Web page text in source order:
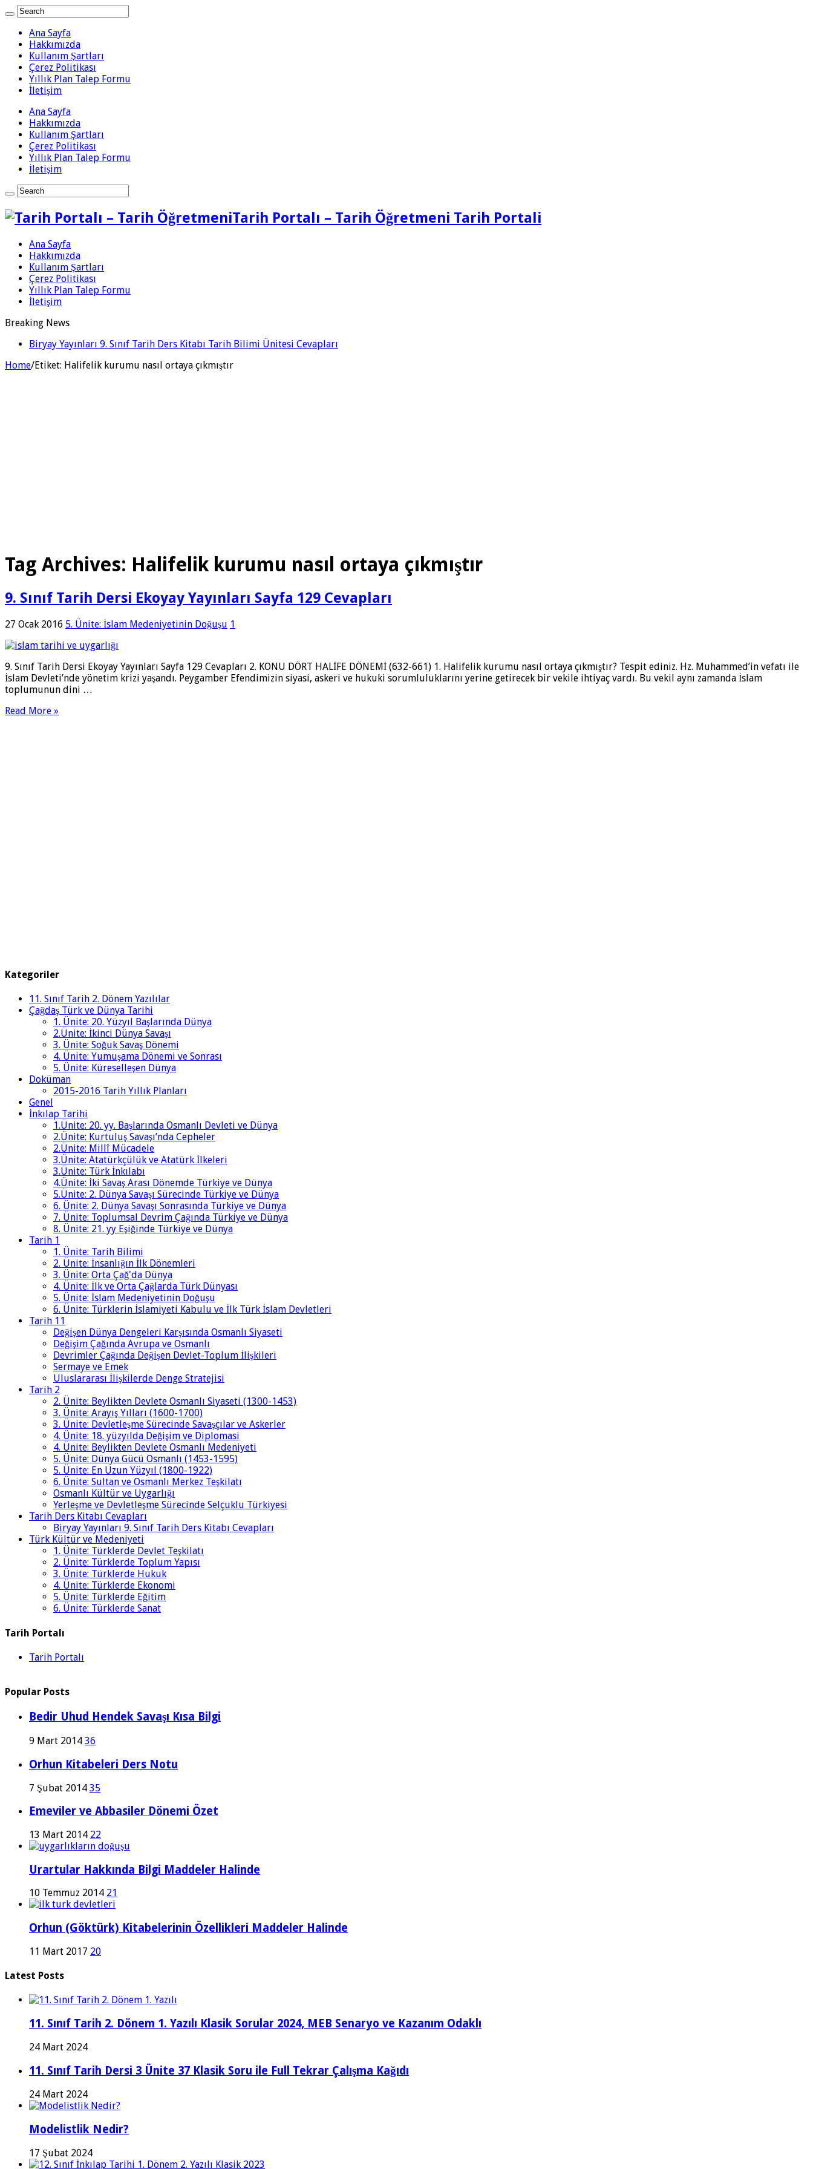
Ana Sayfa
Hakkımızda
Kullanım Şartları
Çerez Politikası
Yıllık Plan Talep Formu
İletişim
Ana Sayfa
Hakkımızda
Kullanım Şartları
Çerez Politikası
Yıllık Plan Talep Formu
İletişim
Tarih Portalı – Tarih Öğretmeni Tarih Portali
Ana Sayfa
Hakkımızda
Kullanım Şartları
Çerez Politikası
Yıllık Plan Talep Formu
İletişim
Breaking News
Biryay Yayınları 9. Sınıf Tarih Ders Kitabı Tarih Bilimi Ünitesi Cevapları
Home/Etiket: Halifelik kurumu nasıl ortaya çıkmıştır
Tag Archives: Halifelik kurumu nasıl ortaya çıkmıştır
9. Sınıf Tarih Dersi Ekoyay Yayınları Sayfa 129 Cevapları
27 Ocak 2016 5. Ünite: İslam Medeniyetinin Doğuşu 1
9. Sınıf Tarih Dersi Ekoyay Yayınları Sayfa 129 Cevapları 2. KONU DÖRT HALİFE DÖNEMİ (632-661) 1. Halifelik kurumu nasıl ortaya çıkmıştır? Tespit ediniz. Hz. Muhammed’in vefatı ile
İslam Devleti’nde yönetim krizi yaşandı. Peygamber Efendimizin siyasi, askeri ve hukuki sorumluluklarını yerine getirecek bir vekile ihtiyaç vardı. Bu vekil aynı zamanda İslam
toplumunun dini …
Read More »
Kategoriler
11. Sınıf Tarih 2. Dönem Yazılılar
Çağdaş Türk ve Dünya Tarihi
1. Ünite: 20. Yüzyıl Başlarında Dünya
2.Ünite: İkinci Dünya Savaşı
3. Ünite: Soğuk Savaş Dönemi
4. Ünite: Yumuşama Dönemi ve Sonrası
5. Ünite: Küreselleşen Dünya
Doküman
2015-2016 Tarih Yıllık Planları
Genel
İnkılap Tarihi
1.Ünite: 20. yy. Başlarında Osmanlı Devleti ve Dünya
2.Ünite: Kurtuluş Savaşı’nda Cepheler
2.Ünite: Millî Mücadele
3.Ünite: Atatürkçülük ve Atatürk İlkeleri
3.Ünite: Türk İnkılabı
4.Ünite: İki Savaş Arası Dönemde Türkiye ve Dünya
5.Ünite: 2. Dünya Savaşı Sürecinde Türkiye ve Dünya
6. Ünite: 2. Dünya Savaşı Sonrasında Türkiye ve Dünya
7. Ünite: Toplumsal Devrim Çağında Türkiye ve Dünya
8. Ünite: 21. yy Eşiğinde Türkiye ve Dünya
Tarih 1
1. Ünite: Tarih Bilimi
2. Ünite: İnsanlığın İlk Dönemleri
3. Ünite: Orta Çağ'da Dünya
4. Ünite: İlk ve Orta Çağlarda Türk Dünyası
5. Ünite: İslam Medeniyetinin Doğuşu
6. Ünite: Türklerin İslamiyeti Kabulu ve İlk Türk İslam Devletleri
Tarih 11
Değişen Dünya Dengeleri Karşısında Osmanlı Siyaseti
Değişim Çağında Avrupa ve Osmanlı
Devrimler Çağında Değişen Devlet-Toplum İlişkileri
Sermaye ve Emek
Uluslararası İlişkilerde Denge Stratejisi
Tarih 2
2. Ünite: Beylikten Devlete Osmanlı Siyaseti (1300-1453)
3. Ünite: Arayış Yılları (1600-1700)
3. Ünite: Devletleşme Sürecinde Savaşçılar ve Askerler
4. Ünite: 18. yüzyılda Değişim ve Diplomasi
4. Ünite: Beylikten Devlete Osmanlı Medeniyeti
5. Ünite: Dünya Gücü Osmanlı (1453-1595)
5. Ünite: En Uzun Yüzyıl (1800-1922)
6. Ünite: Sultan ve Osmanlı Merkez Teşkilatı
Osmanlı Kültür ve Uygarlığı
Yerleşme ve Devletleşme Sürecinde Selçuklu Türkiyesi
Tarih Ders Kitabı Cevapları
Biryay Yayınları 9. Sınıf Tarih Ders Kitabı Cevapları
Türk Kültür ve Medeniyeti
1. Ünite: Türklerde Devlet Teşkilatı
2. Ünite: Türklerde Toplum Yapısı
3. Ünite: Türklerde Hukuk
4. Ünite: Türklerde Ekonomi
5. Ünite: Türklerde Eğitim
6. Ünite: Türklerde Sanat
Tarih Portalı
Tarih Portalı
Popular Posts
Bedir Uhud Hendek Savaşı Kısa Bilgi
9 Mart 2014 36
Orhun Kitabeleri Ders Notu
7 Şubat 2014 35
Emeviler ve Abbasiler Dönemi Özet
13 Mart 2014 22
Urartular Hakkında Bilgi Maddeler Halinde
10 Temmuz 2014 21
Orhun (Göktürk) Kitabelerinin Özellikleri Maddeler Halinde
11 Mart 2017 20
Latest Posts
11. Sınıf Tarih 2. Dönem 1. Yazılı Klasik Sorular 2024, MEB Senaryo ve Kazanım Odaklı
24 Mart 2024
11. Sınıf Tarih Dersi 3 Ünite 37 Klasik Soru ile Full Tekrar Çalışma Kağıdı
24 Mart 2024
Modelistlik Nedir?
17 Şubat 2024